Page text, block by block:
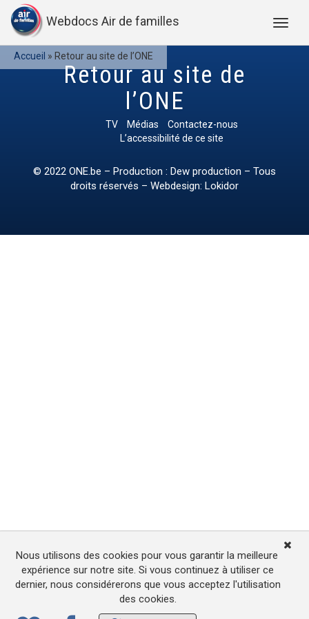
Webdocs Air de familles
Accueil » Retour au site de l’ONE
Retour au site de
l’ONE
TV Médias
Contactez-nous
L’accessibilité de ce site
© 2022 ONE.be – Production : Dew production – Tous
droits réservés – Webdesign: Lokidor
Nous utilisons des cookies pour vous garantir la meilleure
expérience sur notre site. Si vous continuez à utiliser ce
dernier, nous considérerons que vous acceptez l'utilisation
des cookies.